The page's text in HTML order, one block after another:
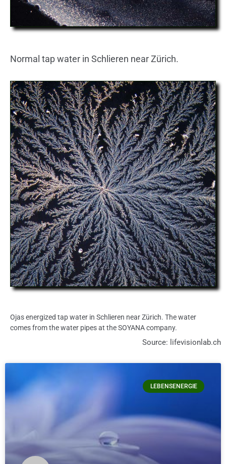
Normal tap water in Schlieren near Zürich.
Ojas energized tap water in Schlieren near Zürich. The water
comes from the water pipes at the SOYANA company.
Source: lifevisionlab.ch
LEBENSENERGIE